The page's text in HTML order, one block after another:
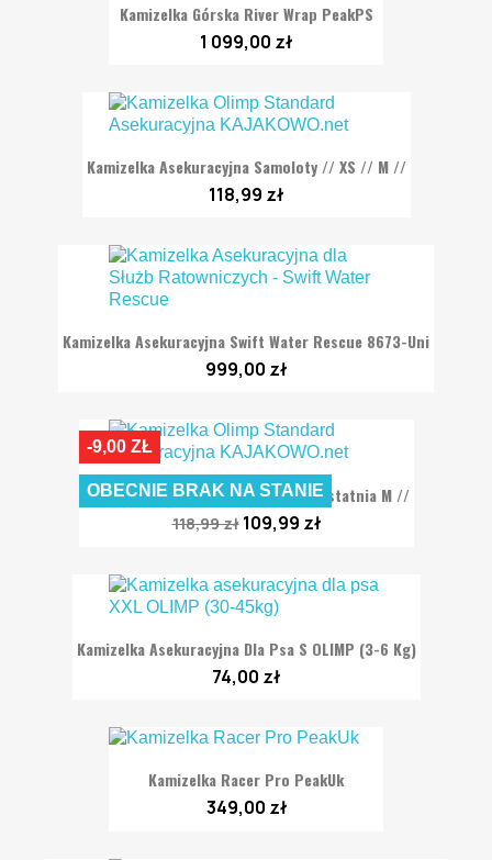
Kamizelka Górska River Wrap PeakPS
1 099,00 zł
Kamizelka Asekuracyjna Samoloty // XS // M //
118,99 zł
Kamizelka Asekuracyjna Swift Water Rescue 8673-Uni
999,00 zł
Kamizelka Asekuracyjna Delfiny // Ostatnia M //
118,99 zł 109,99 zł
-9,00 ZŁ
OBECNIE BRAK NA STANIE
Kamizelka Asekuracyjna Dla Psa S OLIMP (3-6 Kg)
74,00 zł
Kamizelka Racer Pro PeakUk
349,00 zł